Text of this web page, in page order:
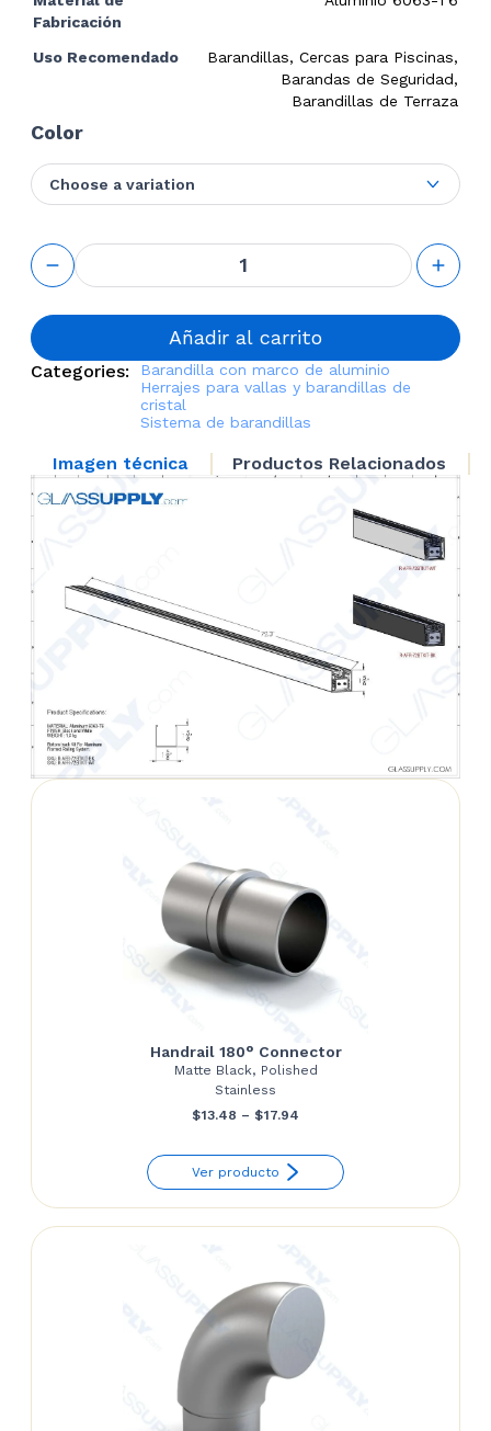
Fabricación
Uso Recomendado
Barandillas, Cercas para Piscinas,
Barandas de Seguridad,
Barandillas de Terraza
Color
Choose a variation
Bottom
Track Kit
for
Aluminum
Railing
cantidad
Añadir al carrito
Categories:
Barandilla con marco de aluminio
Herrajes para vallas y barandillas de
cristal
Sistema de barandillas
Imagen técnica Productos Relacionados
Handrail 180° Connector
Matte Black, Polished
Stainless
$13.48 – $17.94
$13.48
through
Ver producto